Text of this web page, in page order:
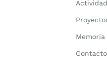
Memoria
Contacto